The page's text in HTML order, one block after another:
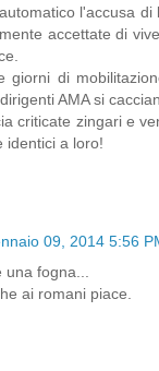
l'accusa di
accettate di
giorni di
AMA si
criticate zingari e
identici a loro!
09, 2014 5:56
fogna...
ai romani piace.